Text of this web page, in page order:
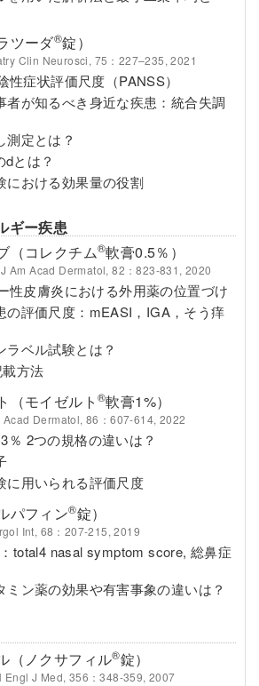
ツーダ®錠）
Clin Neurosci, 75：227–235, 2021
性症状評価尺度（PANSS）
者が知るべき身近な疾患：統合失調
測定とは？
dとは？
における効果量の役割
ギー疾患
（コレクチム®軟膏0.5％）
Am Acad Dermatol, 82：823-831, 2020
性皮膚炎における外用薬の位置づけ
の評価尺度：mEASI，IGA，そう痒
ラベル試験とは？
方法
（モイゼルト ®軟膏1%）
Dermatol, 86：607-614, 2022
％ 2つの規格の違いは？
に用いられる評価尺度
パフィン®錠）
Int, 68：207-215, 2019
total4 nasal symptom score, 総鼻症
ミン薬の効果や有害事象の違いは？
（ノクサフィル®錠）
Engl J Med, 356：348-359, 2007